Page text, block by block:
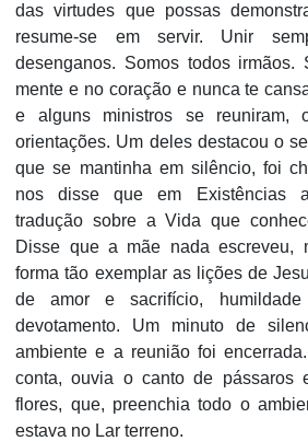
das virtudes que possas
resume-se em servir. Unir
desenganos. Somos todos irmãos.
mente e no coração e nunca te
e alguns ministros se reuniram,
orientações. Um deles destacou o
que se mantinha em silêncio, foi
nos disse que em Existências
tradução sobre a Vida que
Disse que a mãe nada escreveu,
forma tão exemplar as lições de
de amor e sacrifício,
devotamento. Um minuto de
ambiente e a reunião foi
conta, ouvia o canto de pássaros
flores, que, preenchia todo o
estava no Lar terreno.